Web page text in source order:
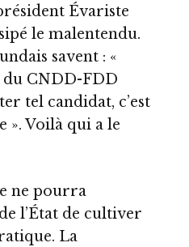
Évariste
le malentendu.
savent : «
CNDD-FDD
tel candidat, c’est
». Voilà qui a le
ne pourra
l’État de cultiver
La